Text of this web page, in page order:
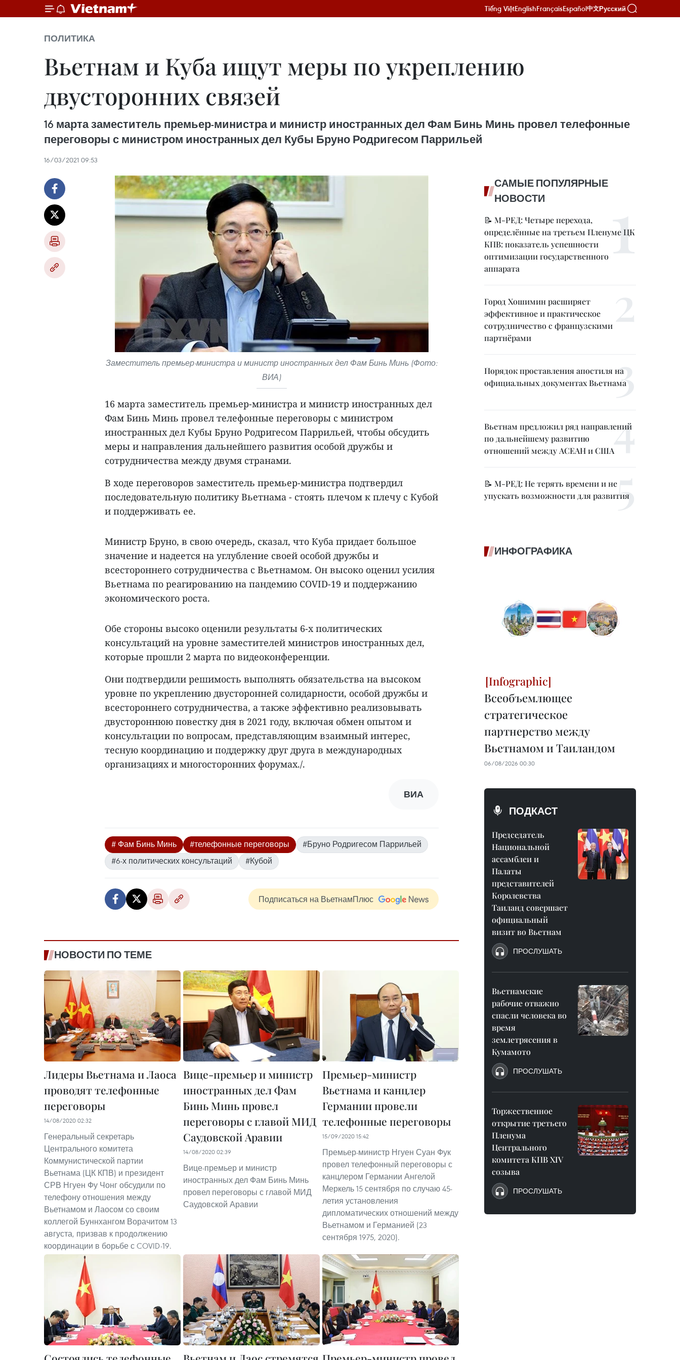
Tiếng ViệtEnglishFrançaisEspañol中文Русский
ПОЛИТИКА
Вьетнам и Куба ищут меры по укреплению
двусторонних связей
16 марта заместитель премьер-министра и министр иностранных дел Фам Бинь Минь провел телефонные
переговоры с министром иностранных дел Кубы Бруно Родригесом Паррильей
16/03/2021 09:53
Заместитель премьер-министра и министр иностранных дел Фам Бинь Минь (Фото:
ВИА)
16 марта заместитель премьер-министра и министр иностранных дел
Фам Бинь Минь провел телефонные переговоры с министром
иностранных дел Кубы Бруно Родригесом Паррильей, чтобы обсудить
меры и направления дальнейшего развития особой дружбы и
сотрудничества между двумя странами.
В ходе переговоров заместитель премьер-министра подтвердил
последовательную политику Вьетнама - стоять плечом к плечу с Кубой
и поддерживать ее.
Министр Бруно, в свою очередь, сказал, что Куба придает большое
значение и надеется на углубление своей особой дружбы и
всестороннего сотрудничества с Вьетнамом. Он высоко оценил усилия
Вьетнама по реагированию на пандемию COVID-19 и поддержанию
экономического роста.
Обе стороны высоко оценили результаты 6-х политических
консультаций на уровне заместителей министров иностранных дел,
которые прошли 2 марта по видеоконференции.
Они подтвердили решимость выполнять обязательства на высоком
уровне по укреплению двусторонней солидарности, особой дружбы и
всестороннего сотрудничества, а также эффективно реализовывать
двустороннюю повестку дня в 2021 году, включая обмен опытом и
консультации по вопросам, представляющим взаимный интерес,
тесную координацию и поддержку друг друга в международных
организациях и многосторонних форумах./.
ВИА
# Фам Бинь Минь #телефонные переговоры
#Бруно Родригесом Паррильей
#6-х политических консультаций
#Кубой
Подписаться на ВьетнамПлюс
НОВОСТИ ПО ТЕМЕ
Лидеры Вьетнама и Лаоса
проводят телефонные
переговоры
14/08/2020 02:32
Генеральный секретарь
Центрального комитета
Коммунистической партии
Вьетнама (ЦК КПВ) и президент
СРВ Нгуен Фу Чонг обсудили по
телефону отношения между
Вьетнамом и Лаосом со своим
коллегой Буннхангом Ворачитом 13
августа, призвав к продолжению
координации в борьбе с COVID-19.
Вице-премьер и министр
иностранных дел Фам
Бинь Минь провел
переговоры с главой МИД
Саудовской Аравии
14/08/2020 02:39
Вице-премьер и министр
иностранных дел Фам Бинь Минь
провел переговоры с главой МИД
Саудовской Аравии
Премьер-министр
Вьетнама и канцлер
Германии провели
телефонные переговоры
15/09/2020 15:42
Премьер-министр Нгуен Суан Фук
провел телефонный переговоры с
канцлером Германии Ангелой
Меркель 15 сентября по случаю 45-
летия установления
дипломатических отношений между
Вьетнамом и Германией (23
сентября 1975, 2020).
САМЫЕ ПОПУЛЯРНЫЕ
НОВОСТИ
📝 М-РЕД: Четыре перехода,
определённые на третьем Пленуме ЦК
КПВ: показатель успешности
оптимизации государственного
аппарата
Город Хошимин расширяет
эффективное и практическое
сотрудничество с французскими
партнёрами
Порядок проставления апостиля на
официальных документах Вьетнама
Вьетнам предложил ряд направлений
по дальнейшему развитию
отношений между АСЕАН и США
📝 М-РЕД: Не терять времени и не
упускать возможности для развития
ИНФОГРАФИКА
Всеобъемлющее
стратегическое
партнерство между
Вьетнамом и Таиландом
06/08/2026 00:30
ПОДКАСТ
Председатель
Национальной
ассамблеи и
Палаты
представителей
Королевства
Таиланд совершает
официальный
визит во Вьетнам
ПРОСЛУШАТЬ
Вьетнамские
рабочие отважно
спасли человека во
время
землетрясения в
Кумамото
ПРОСЛУШАТЬ
Торжественное
открытие третьего
Пленума
Центрального
комитета КПВ XIV
созыва
ПРОСЛУШАТЬ